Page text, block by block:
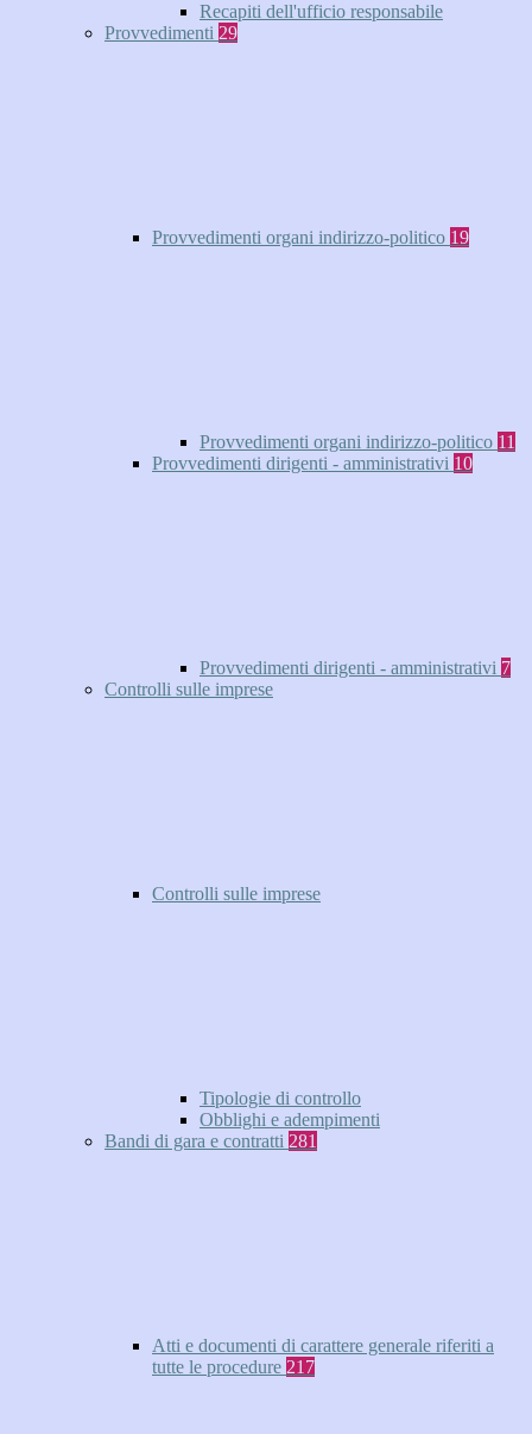
Recapiti dell'ufficio responsabile
Provvedimenti 29
Provvedimenti organi indirizzo-politico 19
Provvedimenti organi indirizzo-politico 11
Provvedimenti dirigenti - amministrativi 10
Provvedimenti dirigenti - amministrativi 7
Controlli sulle imprese
Controlli sulle imprese
Tipologie di controllo
Obblighi e adempimenti
Bandi di gara e contratti 281
Atti e documenti di carattere generale riferiti a
tutte le procedure 217